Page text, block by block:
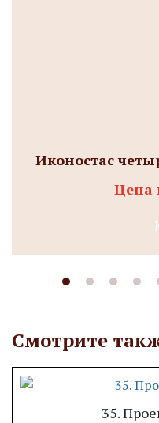
Иконостас
Цена
Смотрите
35.